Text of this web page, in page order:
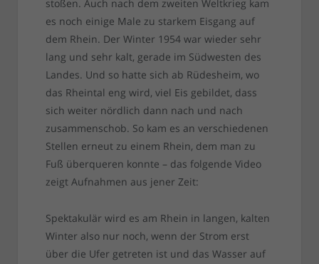
stoßen. Auch nach dem zweiten Weltkrieg kam
es noch einige Male zu starkem Eisgang auf
dem Rhein. Der Winter 1954 war wieder sehr
lang und sehr kalt, gerade im Südwesten des
Landes. Und so hatte sich ab Rüdesheim, wo
das Rheintal eng wird, viel Eis gebildet, dass
sich weiter nördlich dann nach und nach
zusammenschob. So kam es an verschiedenen
Stellen erneut zu einem Rhein, dem man zu
Fuß überqueren konnte – das folgende Video
zeigt Aufnahmen aus jener Zeit:
Spektakulär wird es am Rhein in langen, kalten
Winter also nur noch, wenn der Strom erst
über die Ufer getreten ist und das Wasser auf